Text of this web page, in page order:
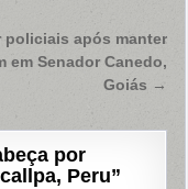
policiais após manter
em Senador Canedo,
Goiás →
por
Peru”